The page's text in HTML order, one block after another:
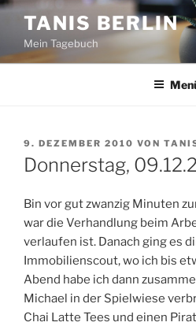
Zum
Inhalt
springen
TANIS BERLIN
Mein Tagebuch
VERÖFFENTLICHT
AM
9. DEZEMBER 2010 VON
Donnerstag,
Bin vor gut zwanzig Minuten
war die Verhandlung beim
verlaufen ist. Danach ging es
Immobilienscout, wo ich bis
Abend habe ich dann
Michael in der Spielwiese
Chai Latte Tees und einen